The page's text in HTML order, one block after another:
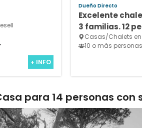
+ INFO
Dueño Directo
Excelente
3 familias. 12
alarma
Casas/Chalets
10 o más personas
para 14 personas con